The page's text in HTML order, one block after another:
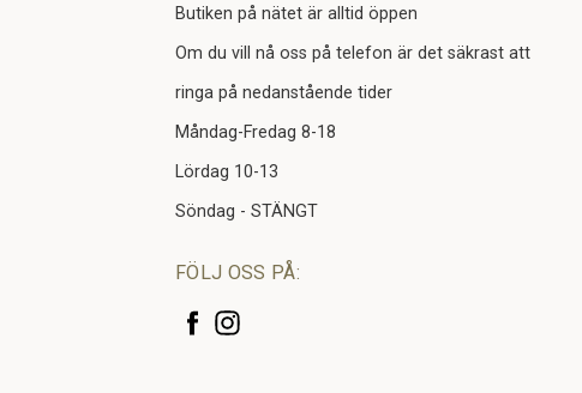
Butiken på nätet är alltid öppen
Om du vill nå oss på telefon är det säkrast att
ringa på nedanstående tider
Måndag-Fredag 8-18
Lördag 10-13
Söndag - STÄNGT
FÖLJ OSS PÅ: